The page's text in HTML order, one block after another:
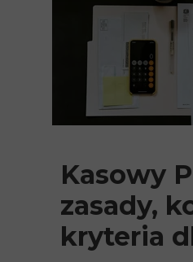
Kasowy
zasady,
kryteria